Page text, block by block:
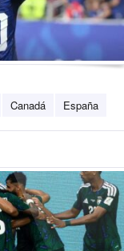
Canadá España